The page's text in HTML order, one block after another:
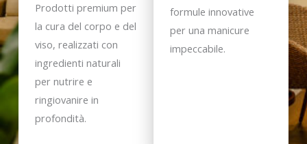
Prodotti premium per
la cura del corpo e del
viso, realizzati con
ingredienti naturali
per nutrire e
ringiovanire in
profondità.
formule innovative
per una manicure
impeccabile.